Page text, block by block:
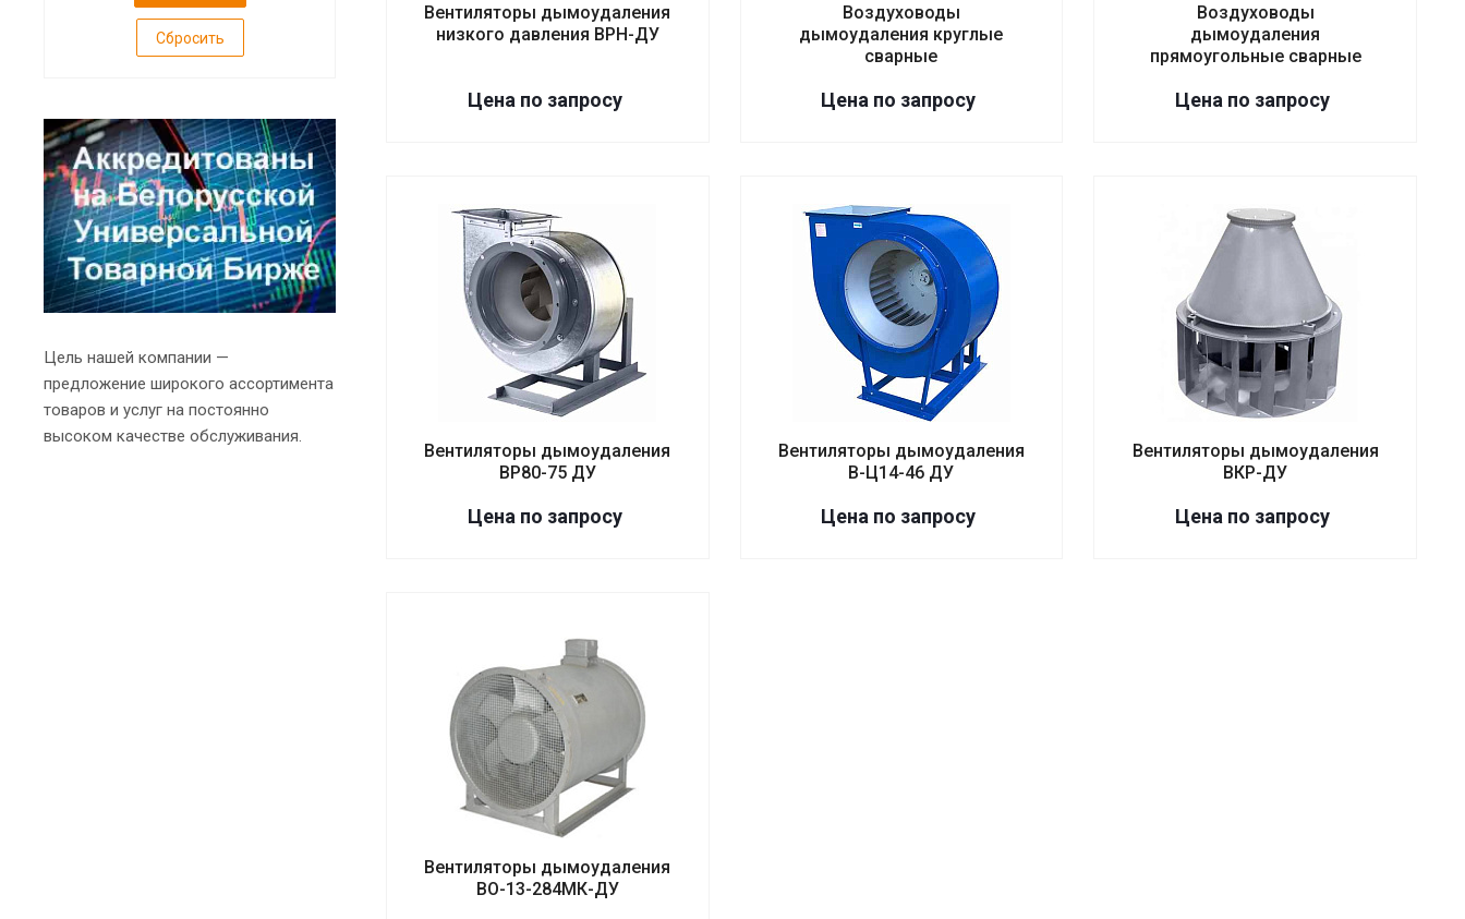
Вентиляторы дымоудаления
низкого давления ВРН-ДУ
Цена по запросу
Воздуховоды
дымоудаления круглые
сварные
Цена по запросу
Воздуховоды
дымоудаления
прямоугольные сварные
Цена по запросу
Вентиляторы дымоудаления
ВР80-75 ДУ
Цена по запросу
Вентиляторы дымоудаления
В-Ц14-46 ДУ
Цена по запросу
Вентиляторы дымоудаления
ВКР-ДУ
Цена по запросу
Вентиляторы дымоудаления
ВО-13-284МК-ДУ
Сбросить
Цель нашей компании —
предложение широкого ассортимента
товаров и услуг на постоянно
высоком качестве обслуживания.